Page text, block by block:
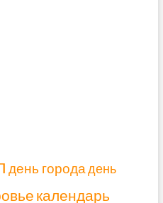
день города день
календарь